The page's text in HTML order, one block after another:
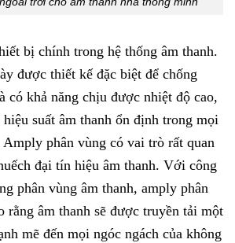
bị chính trong hệ thống âm thanh.
được thiết kế đặc biệt để chống
có khả năng chịu được nhiệt độ cao,
suất âm thanh ổn định trong mọi
phân vùng có vai trò rất quan
đại tín hiệu âm thanh. Với công
phân vùng âm thanh, amply phân
rằng âm thanh sẽ được truyền tải một
mẽ đến mọi ngóc ngách của không